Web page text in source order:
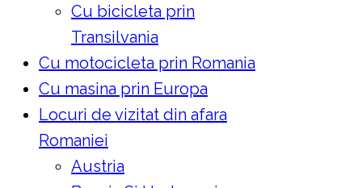
Cu bicicleta prin
Transilvania
Cu motocicleta prin Romania
Cu masina prin Europa
Locuri de vizitat din afara
Romaniei
Austria